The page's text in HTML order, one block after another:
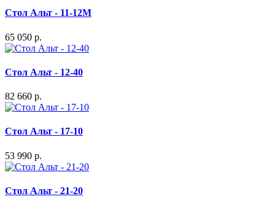
Стол Альт - 11-12М
65 050 р.
Стол Альт - 12-40
82 660 р.
Стол Альт - 17-10
53 990 р.
Стол Альт - 21-20